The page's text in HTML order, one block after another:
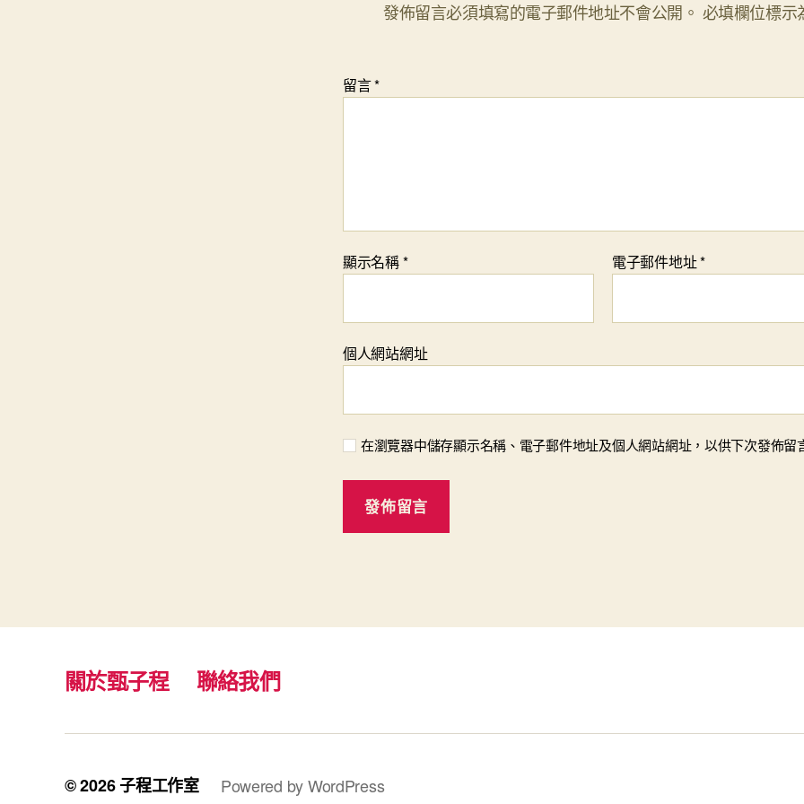
發佈留言必須填寫的電子郵件地址不會公開。 必填欄位標
留言*
顯示名稱* 電子郵件地址*
個人網站網址
在瀏覽器中儲存顯示名稱、電子郵件地址及個人網站網址，以供下次發佈留
關於甄子程 聯絡我們
© 2026子程工作室 Powered by WordPress